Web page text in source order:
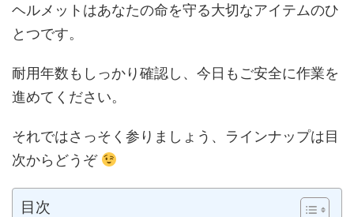
ヘルメットはあなたの命を守る大切なアイテムのひ
とつです。
耐用年数もしっかり確認し、今日もご安全に作業を
進めてください。
それではさっそく参りましょう、ラインナップは目
次からどうぞ
目次